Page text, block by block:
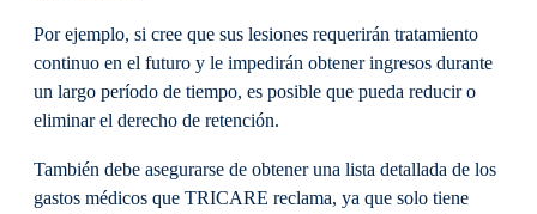
Por ejemplo, si cree que sus lesiones requerirán tratamiento
continuo en el futuro y le impedirán obtener ingresos durante
un largo período de tiempo, es posible que pueda reducir o
eliminar el derecho de retención.
También debe asegurarse de obtener una lista detallada de los
gastos médicos que TRICARE reclama, ya que solo tiene